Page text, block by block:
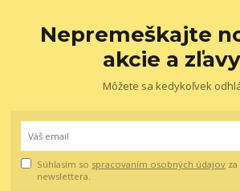
Nepremeškajte
akcie a
Môžete sa kedykoľvek
Súhlasím so spracovaním osobných údajov
newslettera.